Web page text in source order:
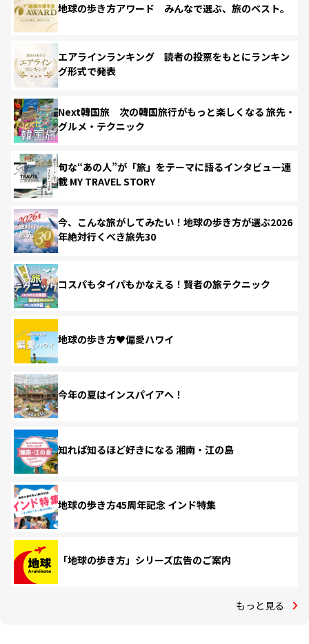
地球の歩き方アワード みんなで選ぶ、旅のベスト。
エアラインランキング 読者の投票をもとにランキン
グ形式で発表
Next韓国旅 次の韓国旅行がもっと楽しくなる 旅先・
グルメ・テクニック
旬な“あの人”が「旅」をテーマに語るインタビュー連
載 MY TRAVEL STORY
今、こんな旅がしてみたい！地球の歩き方が選ぶ2026
年絶対行くべき旅先30
コスパもタイパもかなえる！賢者の旅テクニック
地球の歩き方♥偏愛ハワイ
今年の夏はインスパイアへ！
知れば知るほど好きになる 湘南・江の島
地球の歩き方45周年記念 インド特集
「地球の歩き方」シリーズ広告のご案内
もっと見る